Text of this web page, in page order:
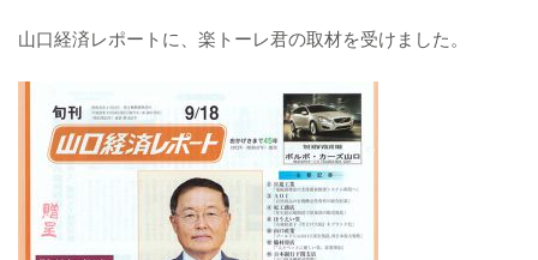
山口経済レポートに、楽トーレ君の取材を受けました。